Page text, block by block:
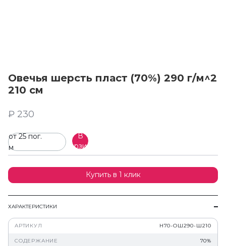
Овечья шерсть пласт (70%) 290 г/м^2
210 см
₽ 230
от 25 пог.
м
В
корзину
Купить в 1 клик
ХАРАКТЕРИСТИКИ
АРТИКУЛ Н70-ОШ290-Ш210
СОДЕРЖАНИЕ 70%